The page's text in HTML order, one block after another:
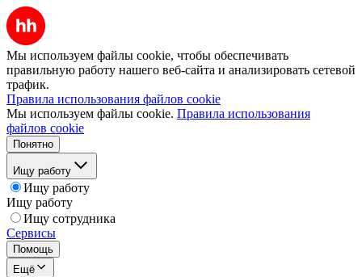
Мы используем файлы cookie, чтобы обеспечивать
правильную работу нашего веб-сайта и анализировать сетевой
трафик.
Правила использования файлов cookie
Мы используем файлы cookie. Правила использования
файлов cookie
Понятно
Ищу работу
Ищу работу
Ищу работу
Ищу сотрудника
Сервисы
Помощь
Ещё